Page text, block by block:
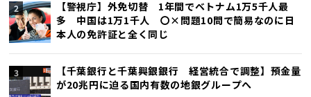
【警視庁】外免切替 1年間でベトナム1万5千人最
多 中国は1万1千人 〇×問題10問で簡易なのに日
本人の免許証と全く同じ
【千葉銀行と千葉興銀銀行 経営統合で調整】預金量
が20兆円に迫る国内有数の地銀グループへ